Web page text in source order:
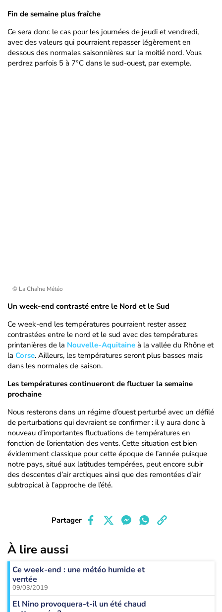
Fin de semaine plus fraîche
Ce sera donc le cas pour les journées de jeudi et vendredi,
avec des valeurs qui pourraient repasser légèrement en
dessous des normales saisonnières sur la moitié nord. Vous
perdrez parfois 5 à 7°C dans le sud-ouest, par exemple.
© La Chaîne Météo
Un week-end contrasté entre le Nord et le Sud
Ce week-end les températures pourraient rester assez
contrastées entre le nord et le sud avec des températures
printanières de la Nouvelle-Aquitaine à la vallée du Rhône et
la Corse. Ailleurs, les températures seront plus basses mais
dans les normales de saison.
Les températures continueront de fluctuer la semaine
prochaine
Nous resterons dans un régime d’ouest perturbé avec un défilé
de perturbations qui devraient se confirmer : il y aura donc à
nouveau d’importantes fluctuations de températures en
fonction de l’orientation des vents. Cette situation est bien
évidemment classique pour cette époque de l’année puisque
notre pays, situé aux latitudes tempérées, peut encore subir
des descentes d’air arctiques ainsi que des remontées d’air
subtropical à l’approche de l’été.
Partager
À lire aussi
Ce week-end : une météo humide et
ventée
09/03/2019
El Nino provoquera-t-il un été chaud